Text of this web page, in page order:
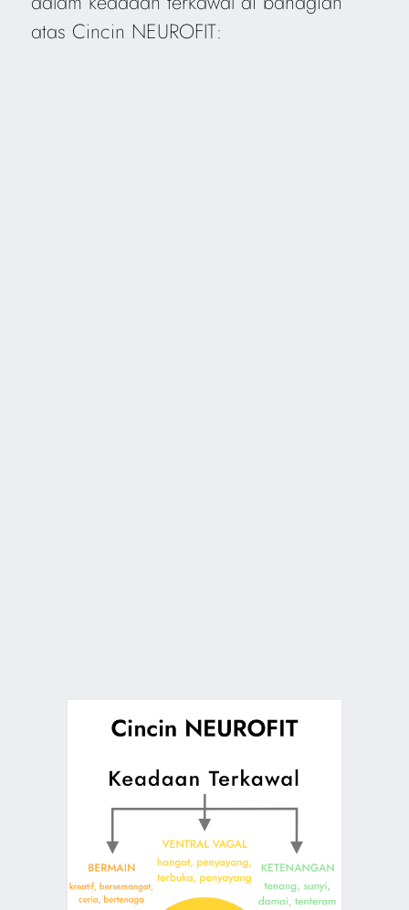
atas Cincin NEUROFIT: